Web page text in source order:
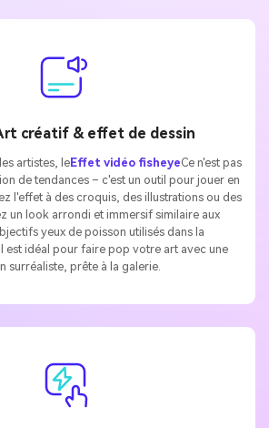
créatif & effet de dessin
artistes, leEffet vidéo fisheyeCe n'est pas
de tendances – c'est un outil pour jouer en
l'effet à des croquis, des illustrations ou des
un look arrondi et immersif similaire aux
yeux de poisson utilisés dans la
est idéal pour faire pop votre art avec une
surréaliste, prête à la galerie.